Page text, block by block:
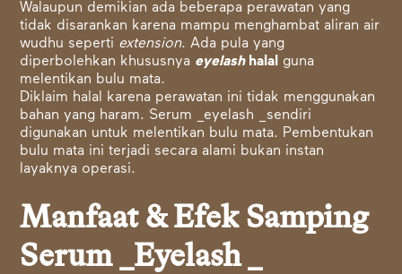
Walaupun demikian ada beberapa perawatan yang
tidak disarankan karena mampu menghambat aliran air
wudhu seperti extension. Ada pula yang
diperbolehkan khususnya eyelash halal
guna
melentikan bulu mata.
Diklaim halal karena perawatan ini tidak menggunakan
bahan yang haram. Serum _eyelash _sendiri
digunakan untuk melentikan bulu mata. Pembentukan
bulu mata ini terjadi secara alami bukan instan
layaknya operasi.
Manfaat & Efek Samping
Serum _Eyelash _